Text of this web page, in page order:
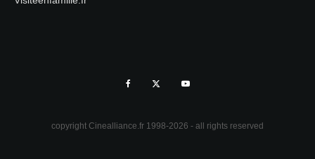
copyright Cinealliance.fr 1998-2026 - all rights reserved